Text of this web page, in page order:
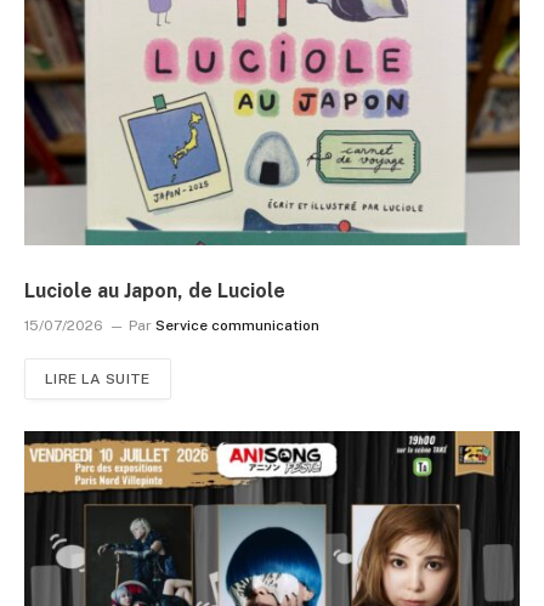
Luciole au Japon, de Luciole
15/07/2026 Par Service communication
LIRE LA SUITE